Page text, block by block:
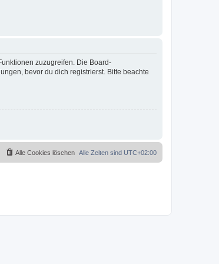
zuzugreifen. Die Board-
bevor du dich registrierst. Bitte beachte
Alle Zeiten sind UTC+02:00
Alle Cookies löschen